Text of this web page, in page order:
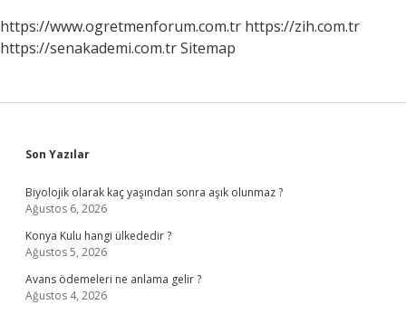
https://www.ogretmenforum.com.tr https://zih.com.tr
https://senakademi.com.trSitemap
Sidebar
Son Yazılar
Biyolojik olarak kaç yaşından sonra aşık olunmaz ?
Ağustos 6, 2026
Konya Kulu hangi ülkededir ?
Ağustos 5, 2026
Avans ödemeleri ne anlama gelir ?
Ağustos 4, 2026